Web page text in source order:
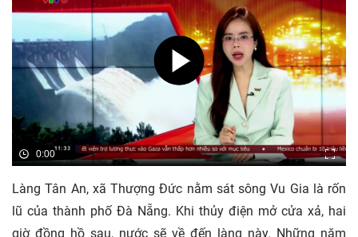
0:00
Làng Tân An, xã Thượng Đức nằm sát sông Vu Gia là rốn
lũ của thành phố Đà Nẵng. Khi thủy điện mở cửa xả, hai
giờ đồng hồ sau, nước sẽ về đến làng này. Những năm